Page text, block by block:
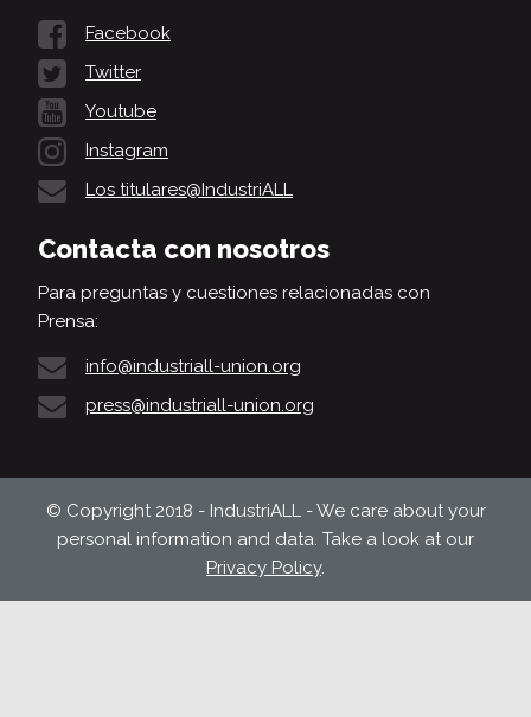
Facebook
Twitter
Youtube
Instagram
Los titulares@IndustriALL
Contacta con nosotros
Para preguntas y cuestiones relacionadas con
Prensa:
info@industriall-union.org
press@industriall-union.org
© Copyright 2018 - IndustriALL - We care about your
personal information and data. Take a look at our
Privacy Policy.